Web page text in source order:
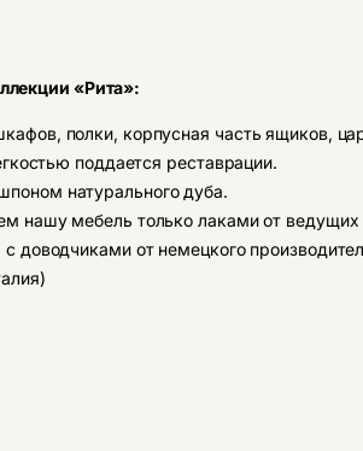
«Рита»:
полки, корпусная часть ящиков,
поддается реставрации.
натурального дуба.
нашу мебель только лаками от ведущих
доводчиками от немецкого